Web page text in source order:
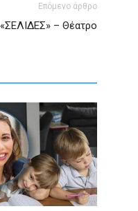
Επόμενο άρθρο
«ΣΕΛΙΔΕΣ» – Θέατρο